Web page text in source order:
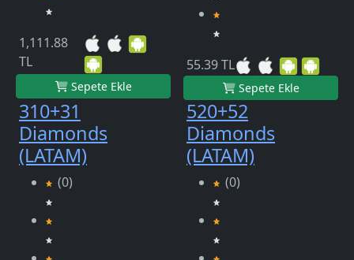
1,111.88
TL
Sepete Ekle
55.39 TL
Sepete Ekle
310+31
Diamonds
(LATAM)
(0)
520+52
Diamonds
(LATAM)
(0)